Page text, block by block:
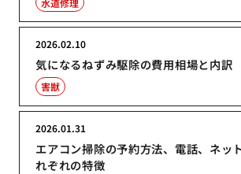
気になるねずみ駆除の費用相場と内訳
2026.02.10
害獣
エアコン掃除の予約方法、電話、ネッ
れぞれの特徴
2026.01.31